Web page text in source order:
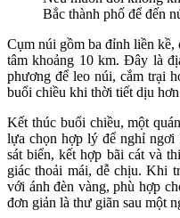
Bắc thành phố để đến
Cụm núi gồm ba đỉnh liền kề,
tâm khoảng 10 km. Đây là
phương để leo núi, cắm trại
buổi chiều khi thời tiết dịu
Kết thúc buổi chiều, một
lựa chọn hợp lý để nghỉ ngơi
sát biển, kết hợp bãi cát và
giác thoải mái, dễ chịu. Khi
với ánh đèn vàng, phù hợp
đơn giản là thư giãn sau một